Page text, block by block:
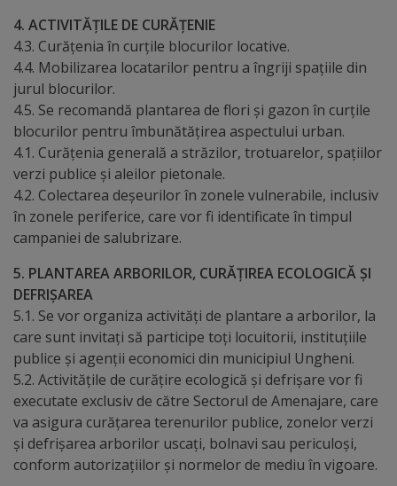
turistice
Sculpturi
(harta
sculpturilor)
Monumente
arhitecturale
Personalități
marcante
Sportivi
de
performanță
Orașul
în
4. ACTIVITĂȚILE DE CURĂȚENIE
4.3. Curățenia în curțile blocurilor locative.
4.4. Mobilizarea locatarilor pentru a îngriji spațiile din
jurul blocurilor.
4.5. Se recomandă plantarea de flori și gazon în curțile
blocurilor pentru îmbunătățirea aspectului urban.
4.1. Curățenia generală a străzilor, trotuarelor, spațiilor
verzi publice și aleilor pietonale.
4.2. Colectarea deșeurilor în zonele vulnerabile, inclusiv
în zonele periferice, care vor fi identificate în timpul
campaniei de salubrizare.
5. PLANTAREA ARBORILOR, CURĂȚIREA ECOLOGICĂ ȘI
DEFRIȘAREA
5.1. Se vor organiza activități de plantare a arborilor, la
care sunt invitați să participe toți locuitorii, instituțiile
publice și agenții economici din municipiul Ungheni.
5.2. Activitățile de curățire ecologică și defrișare vor fi
executate exclusiv de către Sectorul de Amenajare, care
va asigura curățarea terenurilor publice, zonelor verzi
și defrișarea arborilor uscați, bolnavi sau periculoși,
conform autorizațiilor și normelor de mediu în vigoare.